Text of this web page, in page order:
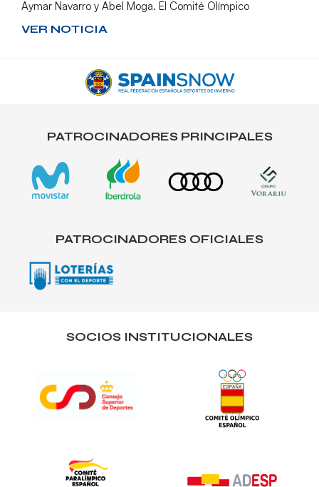
Aymar Navarro y Abel Moga. El Comité Olímpico
VER NOTICIA
PATROCINADORES PRINCIPALES
PATROCINADORES OFICIALES
SOCIOS INSTITUCIONALES